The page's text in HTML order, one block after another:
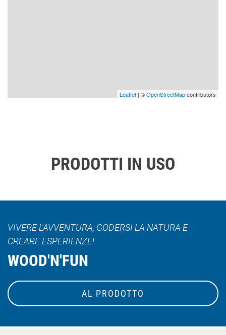
Leaflet | ©OpenStreetMapcontributors
PRODOTTI IN USO
VIVERE L'AVVENTURA, GODERSI LA NATURA E
CREARE ESPERIENZE!
WOOD'N'FUN
AL PRODOTTO